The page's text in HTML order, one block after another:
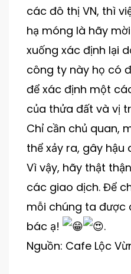
các đô thị VN, thì
hạ móng là hãy
xuống xác định lại
công ty này họ có
để xác định một
của thửa đất và vị
Chỉ cần chủ quan,
thể xảy ra, gây hậu
Vì vậy, hãy thật
các giao dịch. Để
mỗi chúng ta được
bác ạ!
.
Nguồn: Cafe Lộc